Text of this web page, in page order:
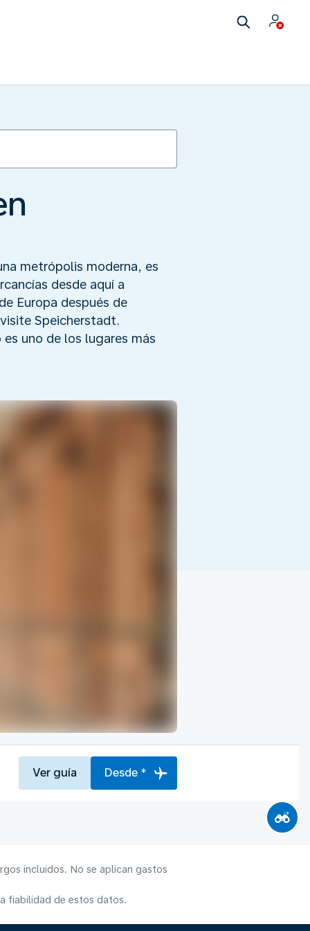
metrópolis moderna, es
desde aquí a
Europa después de
Speicherstadt.
uno de los lugares más
Ver guía Desde *
incluidos. No se aplican gastos
fiabilidad de estos datos.